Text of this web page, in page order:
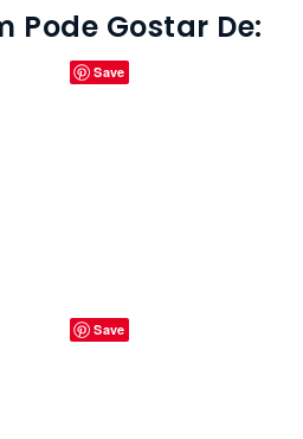
Pode Gostar De: